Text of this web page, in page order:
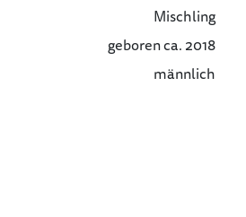
Mischling
geboren ca. 2018
männlich